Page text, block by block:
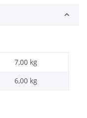
7,00 kg
6,00 kg